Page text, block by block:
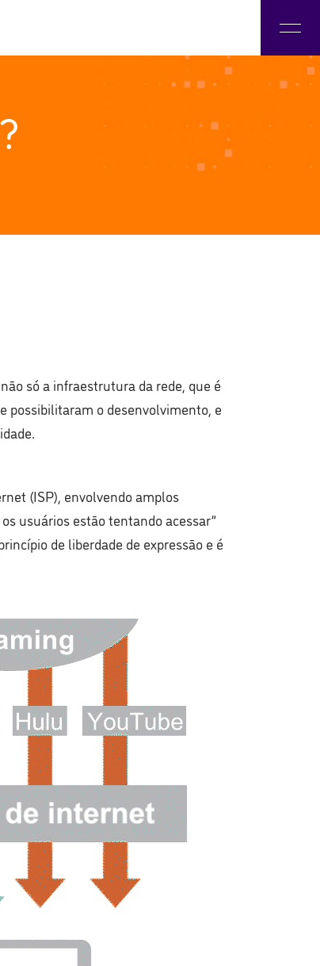
só a infraestrutura da rede, que é
possibilitaram o desenvolvimento, e
(ISP), envolvendo amplos
usuários estão tentando acessar”
de liberdade de expressão e é